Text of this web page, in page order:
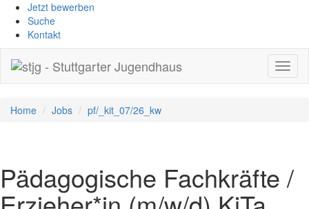
Jetzt bewerben
Suche
Kontakt
Home Jobs pf/_kit_07/26_kw
Pädagogische Fachkräfte /